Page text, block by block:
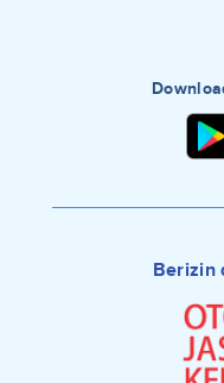
Berizin